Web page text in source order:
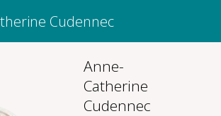
Cudennec
Anne-
Catherine
Cudennec